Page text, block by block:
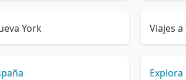
York Viajes
Explora